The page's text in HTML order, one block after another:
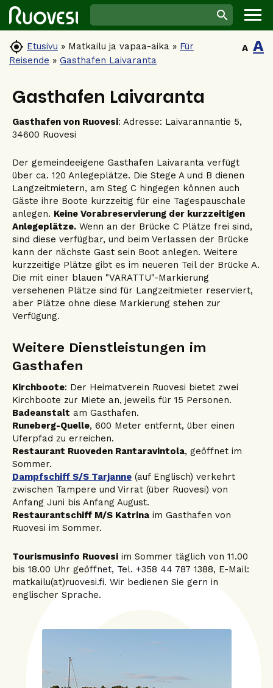
 Etusivu » Matkailu ja vapaa-aika » Für
Reisende » Gasthafen Laivaranta
A A
Gasthafen Laivaranta
Gasthafen von Ruovesi: Adresse: Laivarannantie 5,
34600 Ruovesi
Der gemeindeeigene Gasthafen Laivaranta verfügt
über ca. 120 Anlegeplätze. Die Stege A und B dienen
Langzeitmietern, am Steg C hingegen können auch
Gäste ihre Boote kurzzeitig für eine Tagespauschale
anlegen. Keine Vorabreservierung der kurzzeitigen
Anlegeplätze. Wenn an der Brücke C Plätze frei sind,
sind diese verfügbar, und beim Verlassen der Brücke
kann der nächste Gast sein Boot anlegen. Weitere
kurzzeitige Plätze gibt es im neueren Teil der Brücke A.
Die mit einer blauen "VARATTU"-Markierung
versehenen Plätze sind für Langzeitmieter reserviert,
aber Plätze ohne diese Markierung stehen zur
Verfügung.
Weitere Dienstleistungen im
Gasthafen
Kirchboote: Der Heimatverein Ruovesi bietet zwei
Kirchboote zur Miete an, jeweils für 15 Personen.
Badeanstalt am Gasthafen.
Runeberg-Quelle, 600 Meter entfernt, über einen
Uferpfad zu erreichen.
Restaurant Ruoveden Rantaravintola, geöffnet im
Sommer.
Dampfschiff S/S Tarjanne (auf Englisch) verkehrt
zwischen Tampere und Virrat (über Ruovesi) von
Anfang Juni bis Anfang August.
Restaurantschiff M/S Katrina im Gasthafen von
Ruovesi im Sommer.
Tourismusinfo Ruovesi im Sommer täglich von 11.00
bis 18.00 Uhr geöffnet, Tel. +358 44 787 1388, E-Mail:
matkailu(at)ruovesi.fi. Wir bedienen Sie gern in
englischer Sprache.